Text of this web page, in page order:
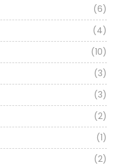
(6)
(4)
(10)
(3)
(3)
(2)
(1)
(2)